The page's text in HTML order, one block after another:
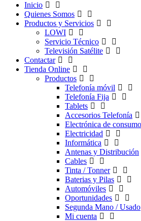
Inicio
Quienes Somos
Productos y Servicios
LOWI
Servicio Técnico
Televisión Satélite
Contactar
Tienda Online
Productos
Telefonía móvil
Telefonía Fija
Tablets
Accesorios Telefonía
Electrónica de consumo
Electricidad
Informática
Antenas y Distribución
Cables
Tinta / Tonner
Baterias y Pilas
Automóviles
Oportunidades
Segunda Mano / Usado
Mi cuenta